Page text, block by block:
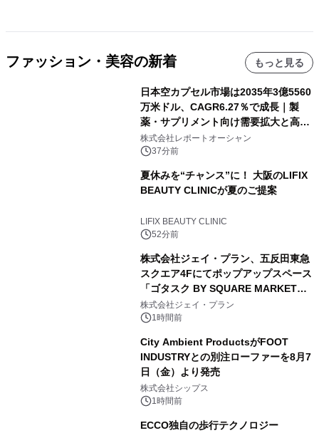
ファッション・美容の新着 もっと見る
日本空カプセル市場は2035年3億5560
万米ドル、CAGR6.27％で成長｜製
薬・サプリメント向け需要拡大と高機
能化が市場を牽引
株式会社レポートオーシャン
37分前
夏休みを“チャンス”に！ 大阪のLIFIX
BEAUTY CLINICが夏のご提案
LIFIX BEAUTY CLINIC
52分前
株式会社ジェイ・プラン、五反田東急
スクエア4Fにてポップアップスペース
「ゴタスク BY SQUARE MARKET」
の運営を開始
株式会社ジェイ・プラン
1時間前
City Ambient ProductsがFOOT
INDUSTRYとの別注ローファーを8月7
日（金）より発売
株式会社シップス
1時間前
ECCO独自の歩行テクノロジー